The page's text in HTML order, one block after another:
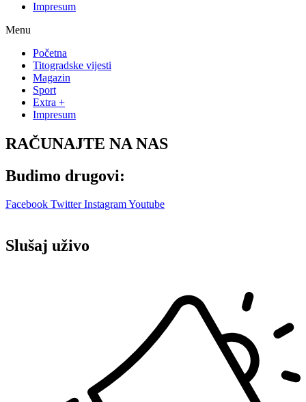
Impresum
Menu
Početna
Titogradske vijesti
Magazin
Sport
Extra +
Impresum
RAČUNAJTE NA NAS
Budimo drugovi:
Facebook Twitter InstagramYoutube
Slušaj uživo